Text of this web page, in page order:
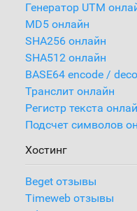
Генератор UTM
MD5 онлайн
SHA256 онлайн
SHA512 онлайн
BASE64 encode /
Транслит онлайн
Регистр текста
Подсчет символов
Хостинг
Beget отзывы
Timeweb отзывы